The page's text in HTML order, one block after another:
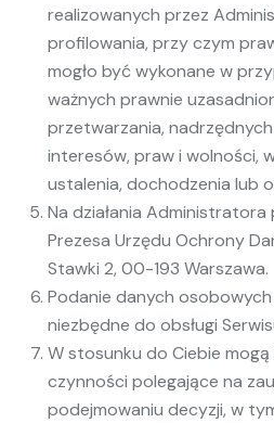
realizowanych przez
profilowania, przy czym
mogło być wykonane w
ważnych prawnie
przetwarzania,
interesów, praw i wolności,
ustalenia, dochodzenia lub
Na działania Administratora
Prezesa Urzędu Ochrony
Stawki 2, 00-193 Warszawa.
Podanie danych
niezbędne do obsługi
W stosunku do Ciebie
czynności polegające na
podejmowaniu decyzji, w